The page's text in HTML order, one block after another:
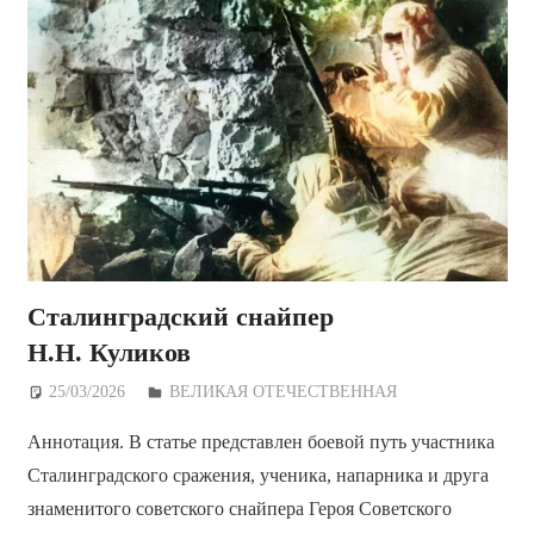
Сталинградский снайпер
Н.Н. Куликов
25/03/2026 Дежурный по Редакции
ВЕЛИКАЯ ОТЕЧЕСТВЕННАЯ
Аннотация. В статье представлен боевой путь участника
Сталинградского сражения, ученика, напарника и друга
знаменитого советского снайпера Героя Советского